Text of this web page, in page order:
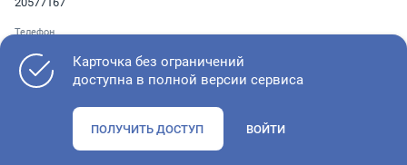
Телефон
Как оценить состояние компании
Карточка без ограничений
доступна в полной версии сервиса
ПОЛУЧИТЬ ДОСТУП ВОЙТИ